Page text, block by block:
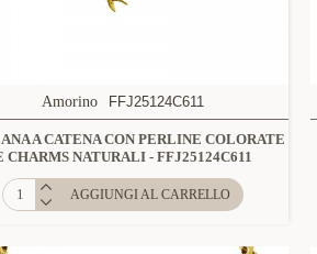
Amorino FFJ25124C611
A CATENA CON PERLINE COLORATE
CHARMS NATURALI - FFJ25124C611
AGGIUNGI AL CARRELLO